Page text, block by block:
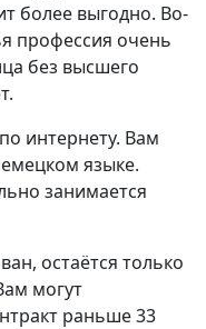
более выгодно. Во-
профессия очень
без высшего
интернету. Вам
языке.
занимается
остаётся только
могут
раньше 33